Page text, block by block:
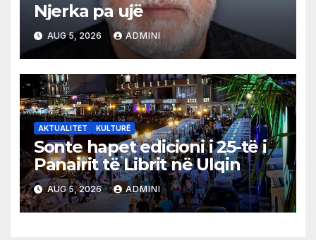
Njerka pa ujë
AUG 5, 2026 ADMINI
AKTUALITET KULTURË
Sonte hapet edicioni i 25-të i
Panairit të Librit në Ulqin
AUG 5, 2026 ADMINI